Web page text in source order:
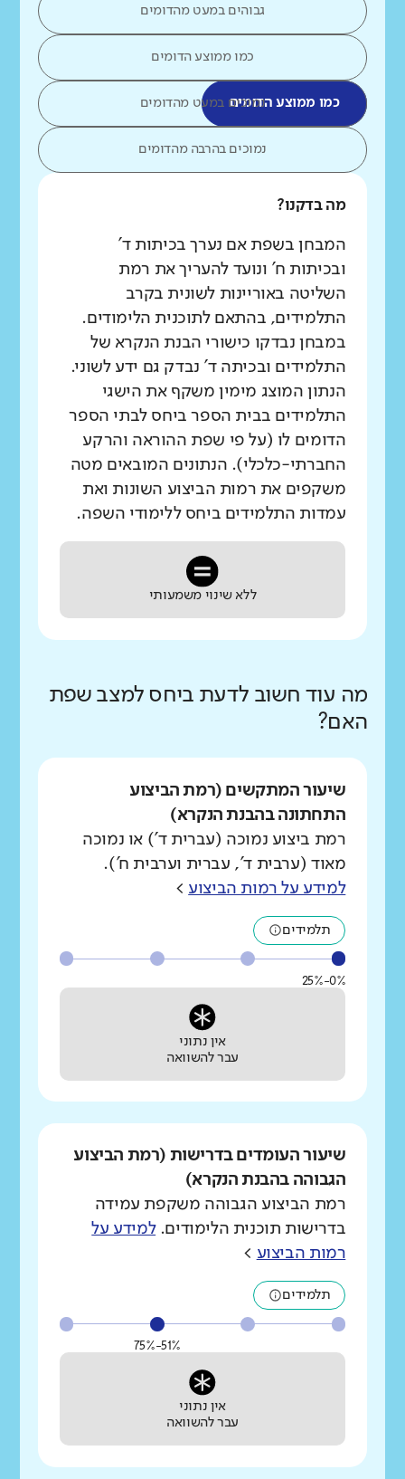
גבוהים במעט מהדומים
כמו ממוצע הדומים
כמו ממוצע הדומיםנמוכים במעט מהדומים
נמוכים בהרבה מהדומים
מה בדקנו?
המבחן בשפת אם נערך בכיתות ד'
ובכיתות ח' ונועד להעריך את רמת
השליטה באוריינות לשונית בקרב
התלמידים, בהתאם לתוכנית הלימודים.
במבחן נבדקו כישורי הבנת הנקרא של
התלמידים ובכיתה ד' נבדק גם ידע לשוני.
הנתון המוצג מימין משקף את הישגי
התלמידים בבית הספר ביחס לבתי הספר
הדומים לו (על פי שפת ההוראה והרקע
החברתי-כלכלי). הנתונים המובאים מטה
משקפים את רמות הביצוע השונות ואת
עמדות התלמידים ביחס ללימודי השפה.
ללא שינוי משמעותי
מה עוד חשוב לדעת ביחס למצב שפת
האם?
שיעור המתקשים (רמת הביצוע
התחתונה בהבנת הנקרא)
רמת ביצוע נמוכה (עברית ד') או נמוכה
מאוד (ערבית ד', עברית וערבית ח').
למידע על רמות הביצוע >
תלמידים
0%-25%
אין נתוני
עבר להשוואה
שיעור העומדים בדרישות (רמת הביצוע
הגבוהה בהבנת הנקרא)
רמת הביצוע הגבוהה משקפת עמידה
בדרישות תוכנית הלימודים.למידע על
רמות הביצוע >
תלמידים
51%-75%
אין נתוני
עבר להשוואה